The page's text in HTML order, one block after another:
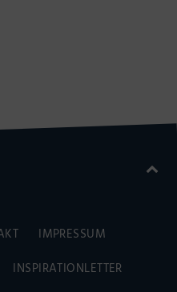
IMPRESSUM
INSPIRATIONLETTER